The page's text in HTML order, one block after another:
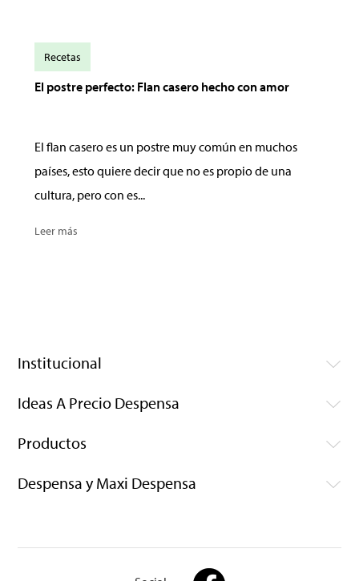
El postre perfecto: Flan casero hecho con amor
El flan casero es un postre muy común en muchos
países, esto quiere decir que no es propio de una
cultura, pero con es...
Leer más
Recetas
Institucional
Ideas A Precio Despensa
Productos
Despensa y Maxi Despensa